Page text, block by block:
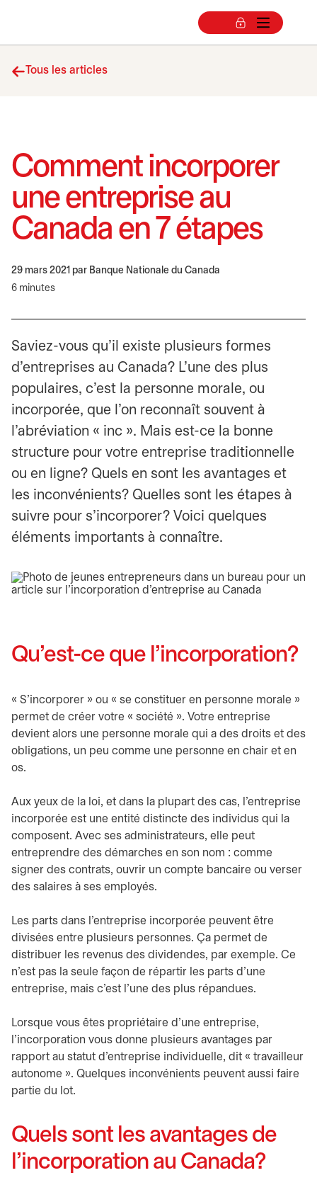
Tous les articles
Comment incorporer
une entreprise au
Canada en 7 étapes
29 mars 2021 par Banque Nationale du Canada
6 minutes
Saviez-vous qu’il existe plusieurs formes
d’entreprises au Canada? L’une des plus
populaires, c’est la personne morale, ou
incorporée, que l’on reconnaît souvent à
l’abréviation « inc ». Mais est-ce la bonne
structure pour votre entreprise traditionnelle
ou en ligne? Quels en sont les avantages et
les inconvénients? Quelles sont les étapes à
suivre pour s’incorporer? Voici quelques
éléments importants à connaître.
Qu’est-ce que l’incorporation?
« S’incorporer » ou « se constituer en personne morale »
permet de créer votre « société ». Votre entreprise
devient alors une personne morale qui a des droits et des
obligations, un peu comme une personne en chair et en
os.
Aux yeux de la loi, et dans la plupart des cas, l’entreprise
incorporée est une entité distincte des individus qui la
composent. Avec ses administrateurs, elle peut
entreprendre des démarches en son nom : comme
signer des contrats, ouvrir un compte bancaire ou verser
des salaires à ses employés.
Les parts dans l’entreprise incorporée peuvent être
divisées entre plusieurs personnes. Ça permet de
distribuer les revenus des dividendes, par exemple. Ce
n’est pas la seule façon de répartir les parts d’une
entreprise, mais c’est l’une des plus répandues.
Lorsque vous êtes propriétaire d’une entreprise,
l’incorporation vous donne plusieurs avantages par
rapport au statut d’entreprise individuelle, dit « travailleur
autonome ». Quelques inconvénients peuvent aussi faire
partie du lot.
Quels sont les avantages de
l’incorporation au Canada?